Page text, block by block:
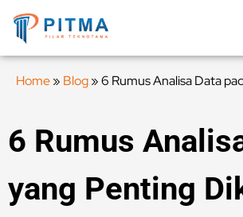
Home» Blog»6 Rumus Analisa Data
6 Rumus
yang Penting